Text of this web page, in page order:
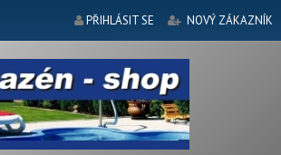
PŘIHLÁSIT SE NOVÝ ZÁKAZNÍK